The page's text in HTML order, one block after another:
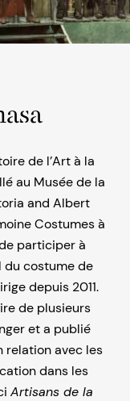
de l’Art à la
au Musée de la
and Albert
Costumes à
participer à
du costume de
depuis 2011.
de plusieurs
et a publié
relation avec les
dans les
Artisans de la